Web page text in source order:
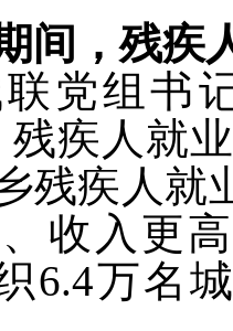
间，残疾
党组书
残疾人就
残疾人就
收入更
6.4万名